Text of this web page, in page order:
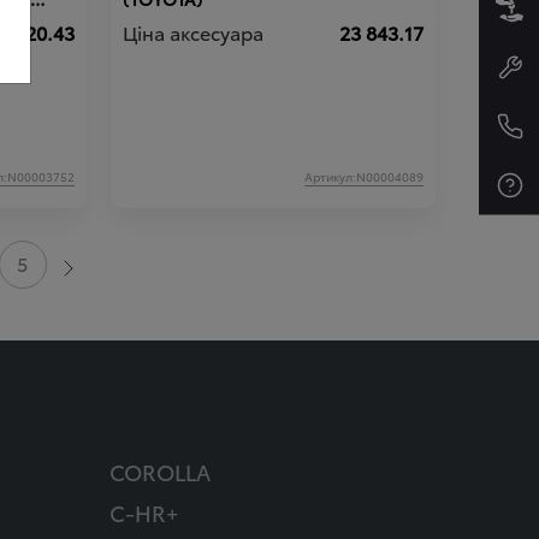
6 720.43 Ціна аксесуара 23 843.17
Артикул:N00004089
5
COROLLA
C-HR+